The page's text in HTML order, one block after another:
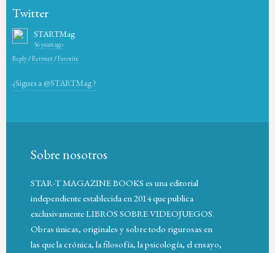
Twitter
STARTMag
56 years ago
Reply /Retweet /Favorite
¿Sigues a @STARTMag ?
Sobre nosotros
STAR-T MAGAZINE BOOKS es una editorial
independiente establecida en 2014 que publica
exclusivamente LIBROS SOBRE VIDEOJUEGOS.
Obras únicas, originales y sobre todo rigurosas en
las que la crónica, la filosofía, la psicología, el ensayo,